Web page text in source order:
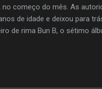
começo do mês. As
de idade e deixou para
de rima Bun B, o sétimo
seu álbum solo, Trilla . Pimp